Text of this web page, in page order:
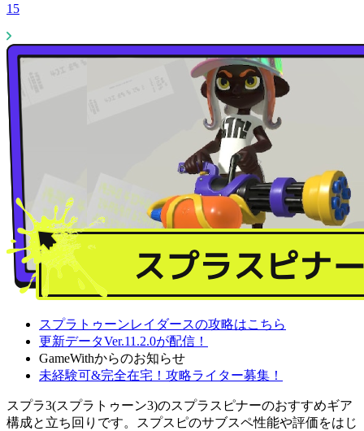
15
スプラトゥーンレイダースの攻略はこちら
更新データVer.11.2.0が配信！
GameWithからのお知らせ
未経験可&完全在宅！攻略ライター募集！
スプラ3(スプラトゥーン3)のスプラスピナーのおすすめギア
構成と立ち回りです。スプスピのサブスペ性能や評価をはじ